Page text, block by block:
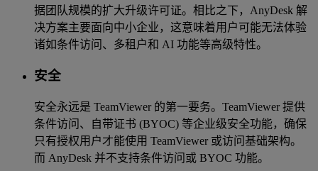
据团队规模的扩大升级许可证。相比之下，AnyDesk 解
决方案主要面向中小企业，这意味着用户可能无法体验
诸如条件访问、多租户和 AI 功能等高级特性。
安全
安全永远是 TeamViewer 的第一要务。TeamViewer 提供
条件访问、自带证书 (BYOC) 等企业级安全功能，确保
只有授权用户才能使用 TeamViewer 或访问基础架构。
而 AnyDesk 并不支持条件访问或 BYOC 功能。